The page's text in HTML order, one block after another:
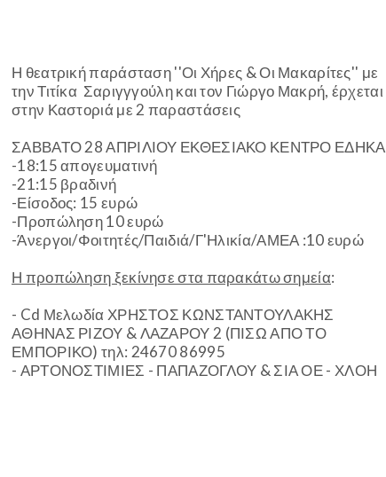
Η θεατρική παράσταση ''Οι Χήρες & Οι Μακαρίτες'' με
την Τιτίκα Σαριγγγούλη και τον Γιώργο Μακρή, έρχεται
στην Καστοριά με 2 παραστάσεις
ΣΑΒΒΑΤΟ 28 ΑΠΡΙΛΙΟΥ ΕΚΘΕΣΙΑΚΟ ΚΕΝΤΡΟ ΕΔΗΚΑ
-18:15 απογευματινή
-21:15 βραδινή
-Είσοδος: 15 ευρώ
-Προπώληση 10 ευρώ
-Άνεργοι/Φοιτητές/Παιδιά/Γ'Ηλικία/ΑΜΕΑ :10 ευρώ
Η προπώληση ξεκίνησε στα παρακάτω σημεία:
- Cd Μελωδία ΧΡΗΣΤΟΣ ΚΩΝΣΤΑΝΤΟΥΛΑΚΗΣ
ΑΘΗΝΑΣ ΡΙΖΟΥ & ΛΑΖΑΡΟΥ 2 (ΠΙΣΩ ΑΠΟ ΤΟ
ΕΜΠΟΡΙΚΟ) τηλ: 24670 86995
- ΑΡΤΟΝΟΣΤΙΜΙΕΣ - ΠΑΠΑΖΟΓΛΟΥ & ΣΙΑ ΟΕ - ΧΛΟΗ